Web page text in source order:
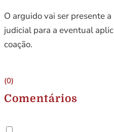
O arguido vai ser presente
judicial para a eventual
coação.
(0)
Comentários